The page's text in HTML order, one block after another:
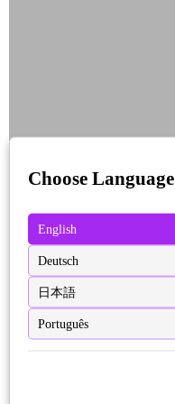
Choose Language
English
Deutsch
日本語
Português